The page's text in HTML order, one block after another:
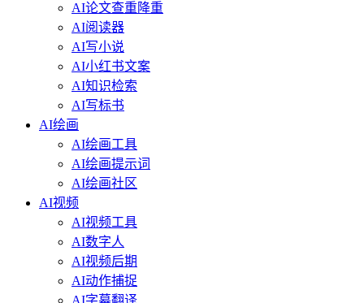
AI论文查重降重
AI阅读器
AI写小说
AI小红书文案
AI知识检索
AI写标书
AI绘画
AI绘画工具
AI绘画提示词
AI绘画社区
AI视频
AI视频工具
AI数字人
AI视频后期
AI动作捕捉
AI字幕翻译